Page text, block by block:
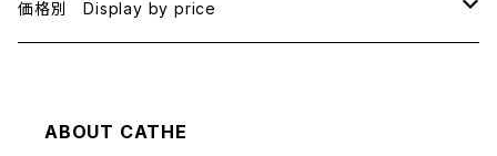
B75
C70
BLACK
BEIGE
価格別 Display by price
1000~ABOUT CATHE